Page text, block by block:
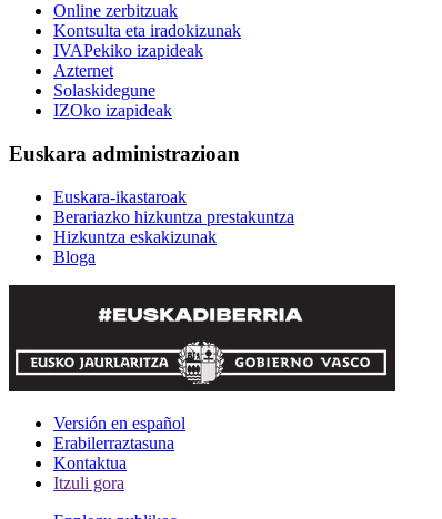
Online zerbitzuak
Kontsulta eta iradokizunak
IVAPekiko izapideak
Azternet
Solaskidegune
IZOko izapideak
Euskara administrazioan
Euskara-ikastaroak
Berariazko hizkuntza prestakuntza
Hizkuntza eskakizunak
Bloga
Versión en español
Erabilerraztasuna
Kontaktua
Itzuli gora